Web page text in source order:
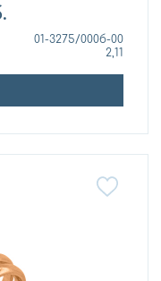
01-3275/000б-00
2,11